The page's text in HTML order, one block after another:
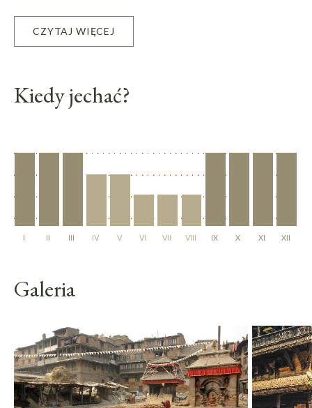
CZYTAJ WIĘCEJ
−
Kiedy jechać?
I II III IV V VI VII VIII IX X XI XII
Galeria